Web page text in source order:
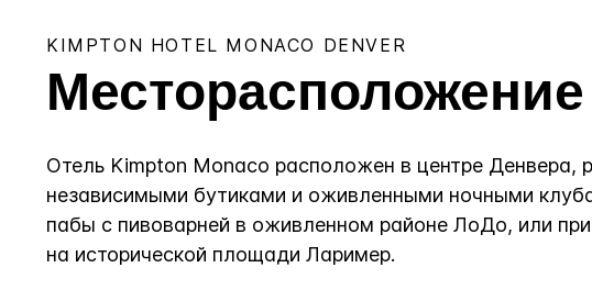
KIMPTON HOTEL MONACO DENVER
Месторасположение
Отель Kimpton Monaco расположен в центре
независимыми бутиками и оживленными ночными
пабы с пивоварней в оживленном районе ЛоДо, или
на исторической площади Лаример.